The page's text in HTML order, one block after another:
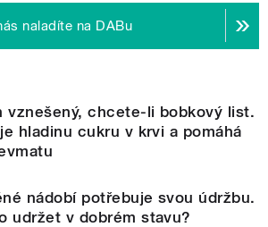
naladíte na DABu
vznešený, chcete-li bobkový list.
hladinu cukru v krvi a pomáhá
nádobí potřebuje svou údržbu.
udržet v dobrém stavu?